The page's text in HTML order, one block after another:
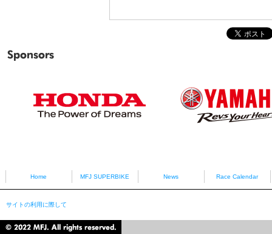
Home MFJ SUPERBIKE News Race Calendar
サイトの利用に際して